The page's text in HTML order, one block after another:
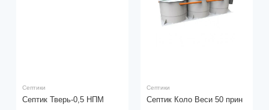
Септики
Септик Тверь-0,5 НПМ
Септики
Септик Коло Веси 50 прин